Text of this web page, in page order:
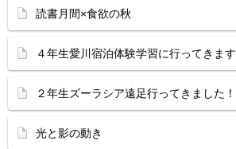
読書月間×食欲の秋
４年生愛川宿泊体験学習に行ってきます
２年生ズーラシア遠足行ってきました！
光と影の動き